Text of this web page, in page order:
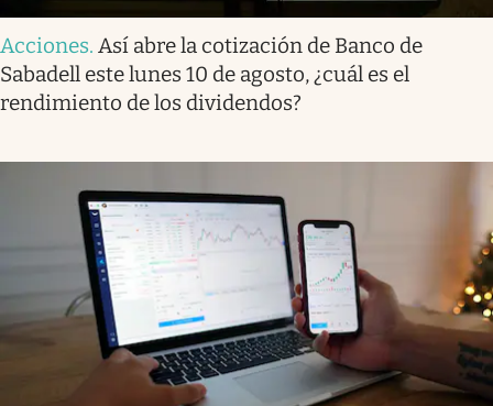
Acciones. Así abre la cotización de Banco de
Sabadell este lunes 10 de agosto, ¿cuál es el
rendimiento de los dividendos?